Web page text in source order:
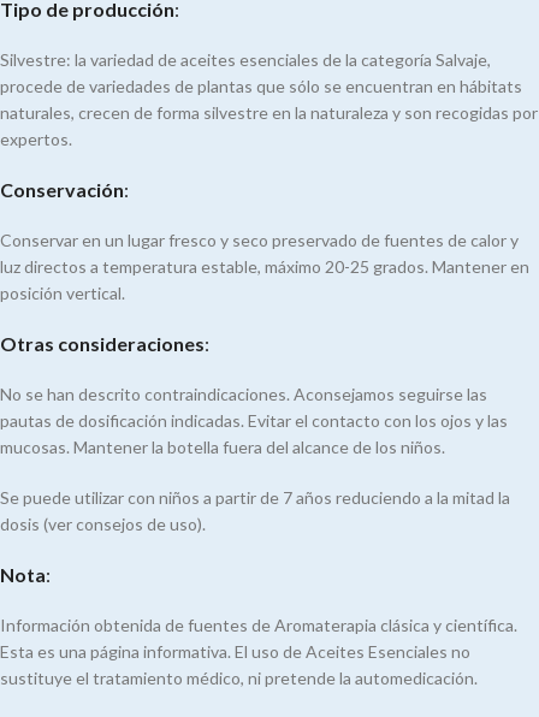
Tipo de producción:
Silvestre: la variedad de aceites esenciales de la categoría Salvaje,
procede de variedades de plantas que sólo se encuentran en hábitats
naturales, crecen de forma silvestre en la naturaleza y son recogidas por
expertos.
Conservación:
Conservar en un lugar fresco y seco preservado de fuentes de calor y
luz directos a temperatura estable, máximo 20-25 grados. Mantener en
posición vertical.
Otras consideraciones:
No se han descrito contraindicaciones. Aconsejamos seguirse las
pautas de dosificación indicadas. Evitar el contacto con los ojos y las
mucosas. Mantener la botella fuera del alcance de los niños.
Se puede utilizar con niños a partir de 7 años reduciendo a la mitad la
dosis (ver consejos de uso).
Nota:
Información obtenida de fuentes de Aromaterapia clásica y científica.
Esta es una página informativa. El uso de Aceites Esenciales no
sustituye el tratamiento médico, ni pretende la automedicación.